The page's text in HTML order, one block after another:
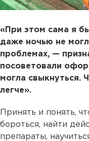
«При этом сама я
даже ночью не
проблемах, —
посоветовали
могла свыкнуться.
легче».
Принять и понять,
бороться, найти
препараты,